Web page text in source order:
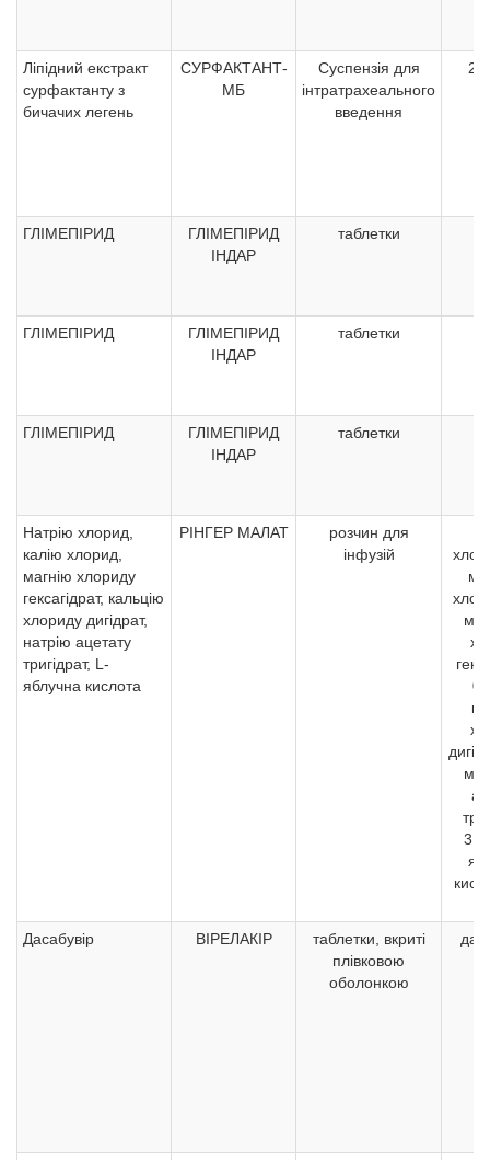
Ліпідний екстракт
сурфактанту з
бичачих легень
СУРФАКТАНТ-
МБ
Суспензія для
інтратрахеального
введення
27
ГЛІМЕПІРИД
ГЛІМЕПІРИД
ІНДАР
таблетки
ГЛІМЕПІРИД
ГЛІМЕПІРИД
ІНДАР
таблетки
ГЛІМЕПІРИД
ГЛІМЕПІРИД
ІНДАР
таблетки
Натрію хлорид,
калію хлорид,
магнію хлориду
гексагідрат, кальцію
хлориду дигідрат,
натрію ацетату
тригідрат, L-
яблучна кислота
РІНГЕР МАЛАТ
розчин для
інфузій
мг,
мг,
Дасабувір ВІРЕЛАКІР
таблетки, вкриті
плівковою
оболонкою